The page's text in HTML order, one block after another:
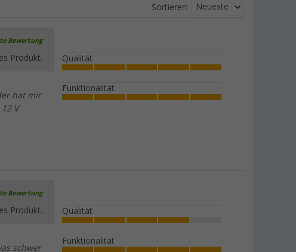
Sortieren: Neueste
Bewertung
Produkt.
hat mir
V
Qualität
Funktionalität
Bewertung
Produkt.
schwer
Qualität
Funktionalität